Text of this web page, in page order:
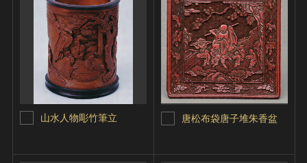
山水人物彫竹筆立 唐松布袋唐子堆朱香盆